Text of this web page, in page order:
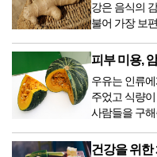
강은 음식의
불어 가장 보
피부 미용,
우유는 인류
주었고 식량
사람들을 구
건강을 위한